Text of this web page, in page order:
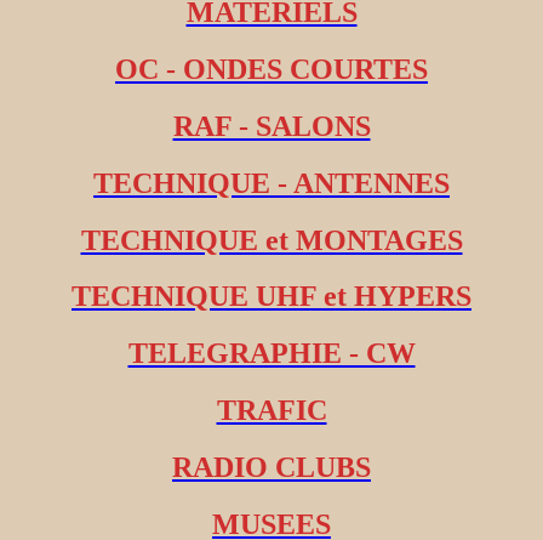
MATERIELS
OC - ONDES COURTES
RAF - SALONS
TECHNIQUE - ANTENNES
TECHNIQUE et MONTAGES
TECHNIQUE UHF et HYPERS
TELEGRAPHIE - CW
TRAFIC
RADIO CLUBS
MUSEES